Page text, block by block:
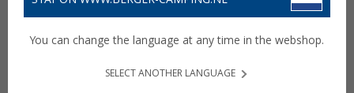
saucepan - 3-delige set
koekenpannenset met
You can change the language at any time in the webshop.
SELECT ANOTHER LANGUAGE